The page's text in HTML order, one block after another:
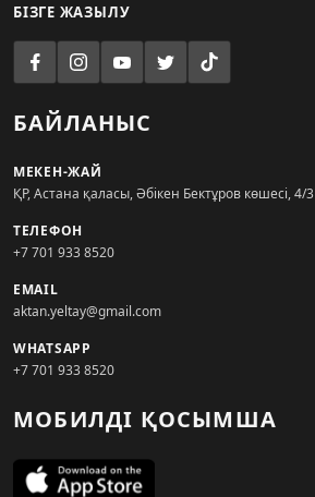
БІЗГЕ ЖАЗЫЛУ
БАЙЛАНЫС
МЕКЕН-ЖАЙ
ҚР, Астана қаласы, Әбікен Бектұров көшесі, 4/3
ТЕЛЕФОН
+7 701 933 8520
EMAIL
aktan.yeltay@gmail.com
WHATSAPP
+7 701 933 8520
МОБИЛДІ ҚОСЫМША